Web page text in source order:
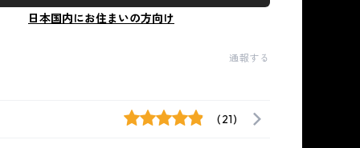
日本国内にお住まいの方向け
通報する
(21)